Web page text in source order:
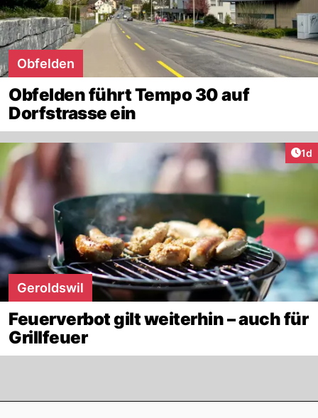
Obfelden
Obfelden führt Tempo 30 auf
Dorfstrasse ein
1d
Geroldswil
Feuerverbot gilt weiterhin – auch für
Grillfeuer